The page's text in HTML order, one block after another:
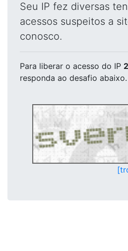
Seu IP fez diversas
acessos suspeitos a
conosco.
Para liberar o acesso do IP
responda ao desafio abaixo.